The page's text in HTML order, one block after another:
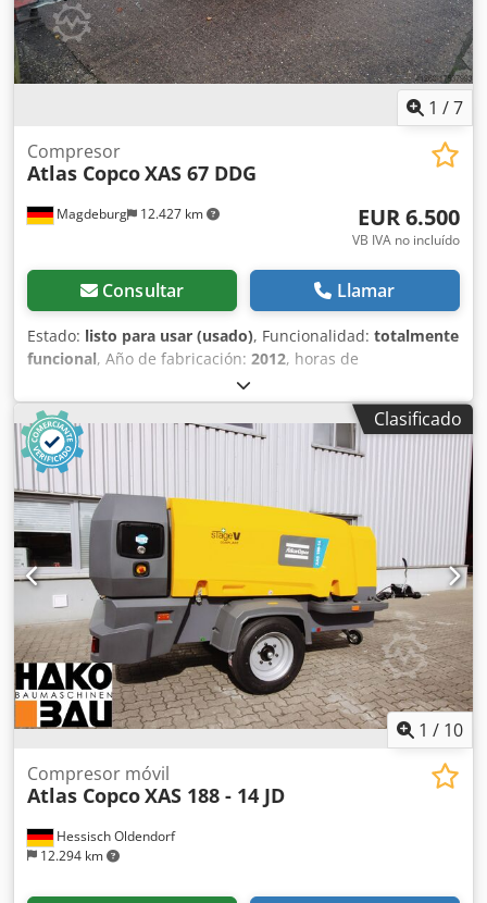
1 /7
Magdeburg 12.427 km
Compresor
Atlas CopcoXAS 67 DDG
EUR 6.500
VB IVA no incluído
Consultar Llamar
Estado: listo para usar (usado), Funcionalidad: totalmente
funcional, Año de fabricación: 2012, horas de
, Compresor Atlas Copco XAS 67
DDG, año de fabricación 2012, 1680 horas de servicio,
caudal volumétrico 3,5 m³, potencia de emergencia 12,5
Kva, conexiones 1 x 230 Volt, 2 x 400 Volt, Nº de serie
YA3062560C0250310 Dkjdou Dh Tlopfx Apqor
Clasificado
1 / 10
Hessisch Oldendorf
12.294 km
Compresor móvil
Atlas CopcoXAS 188 - 14 JD